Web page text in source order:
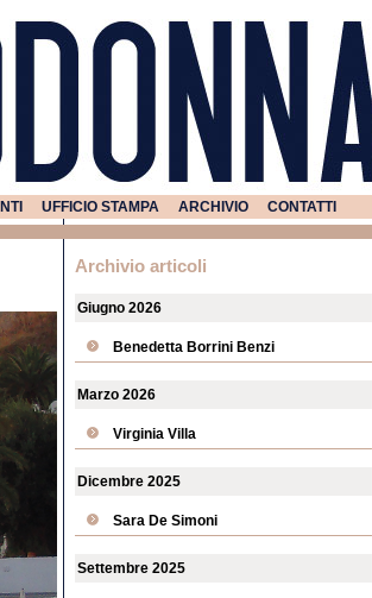
UFFICIO STAMPA ARCHIVIO CONTATTI
Archivio articoli
Giugno 2026
Benedetta Borrini Benzi
Marzo 2026
Virginia Villa
Dicembre 2025
Sara De Simoni
Settembre 2025